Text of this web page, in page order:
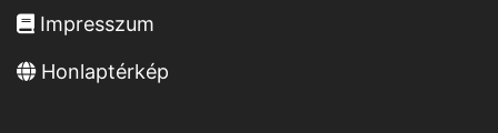
Impresszum
Honlaptérkép